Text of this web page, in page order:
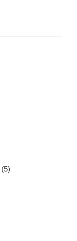
(5)